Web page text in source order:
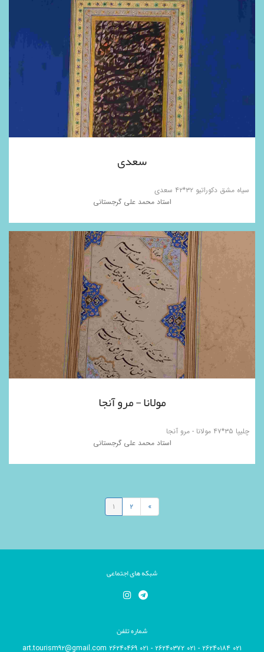
سعدی
سیاه مشق دکوراتیو ۳۲*۴۲ سعدی
استاد محمد علی گرجستانی
مولانا - مرو آنجا
چلیپا ۳۵*۴۷ مولانا - مرو آنجا
استاد محمد علی گرجستانی
۱ ۲ »
شبکه های اجتماعی
شماره تلفن
۰۲۱ ۲۶۲۴۰۱۸۴ - ۰۲۱ ۲۶۲۴۰۳۷۲ - ۰۲۱ ۲۶۲۴۰۴۶۹ art.tourism۹۲@gmail.com